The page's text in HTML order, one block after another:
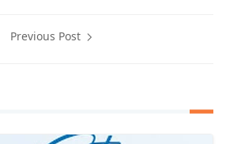
Previous Post